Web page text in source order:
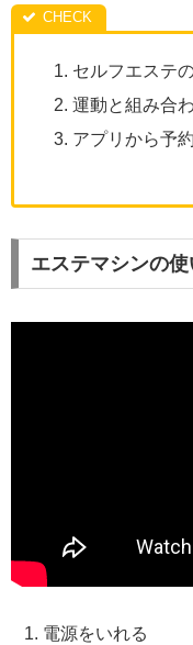
セルフエステ
運動と組み合
アプリから予
エステマシンの
電源をいれる